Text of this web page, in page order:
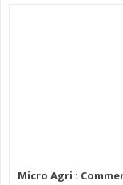
Micro Agri :